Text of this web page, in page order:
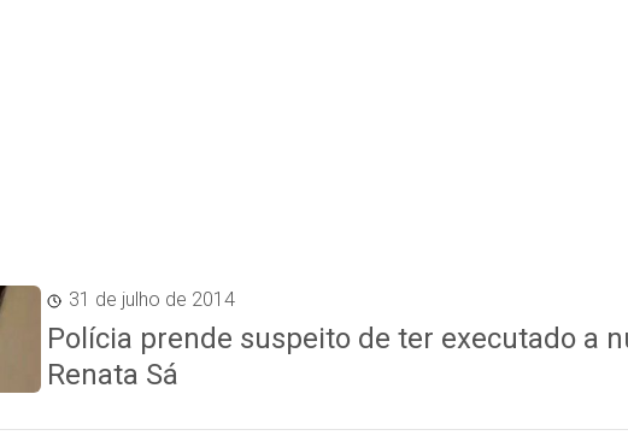
31 de julho de 2014
Polícia prende suspeito de ter executado a
Renata Sá